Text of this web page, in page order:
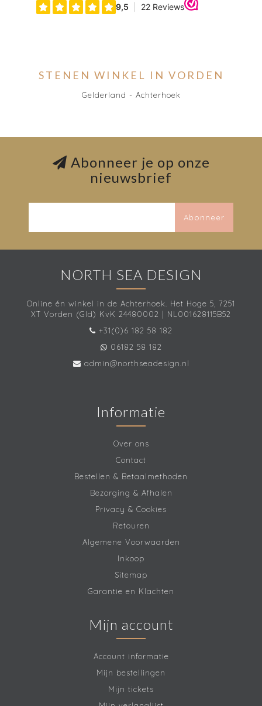
STENEN WINKEL IN VORDEN
Gelderland - Achterhoek
Abonneer je op onze
nieuwsbrief
Abonneer
NORTH SEA DESIGN
Online én winkel in de Achterhoek. Het Hoge 5, 7251
XT Vorden (Gld) KvK 24480002 | NL001628115B52
+31(0)6 182 58 182
06182 58 182
admin@northseadesign.nl
Informatie
Over ons
Contact
Bestellen & Betaalmethoden
Bezorging & Afhalen
Privacy & Cookies
Retouren
Algemene Voorwaarden
Inkoop
Sitemap
Garantie en Klachten
Mijn account
Account informatie
Mijn bestellingen
Mijn tickets